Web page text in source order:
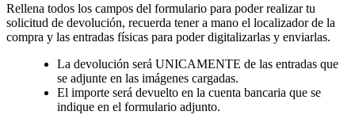
Rellena todos los campos del formulario para poder realizar tu
solicitud de devolución, recuerda tener a mano el localizador de la
compra y las entradas físicas para poder digitalizarlas y enviarlas.
La devolución será UNICAMENTE de las entradas que
se adjunte en las imágenes cargadas.
El importe será devuelto en la cuenta bancaria que se
indique en el formulario adjunto.